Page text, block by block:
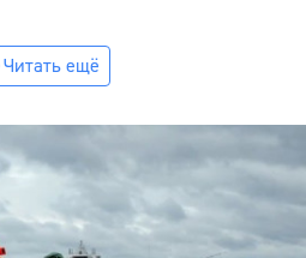
Читать ещё